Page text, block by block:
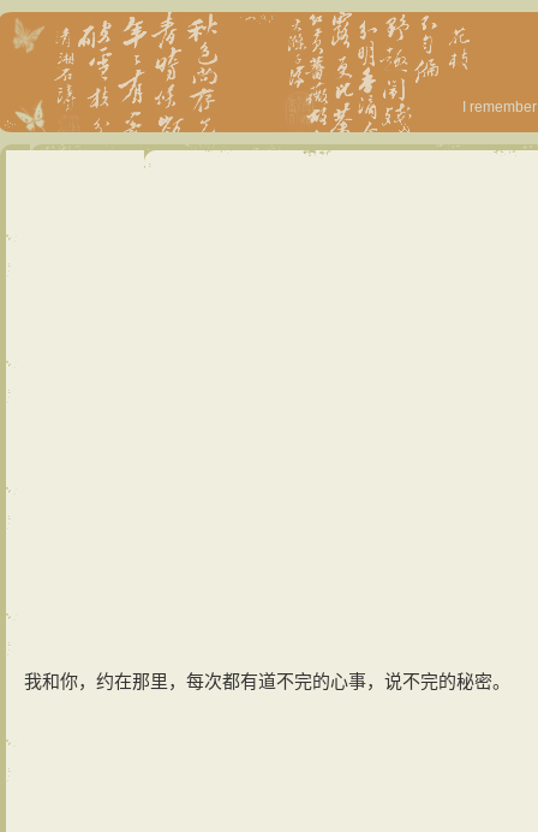
I
我和你，约在那里，每次都有道不完的心事，说不完的秘密。